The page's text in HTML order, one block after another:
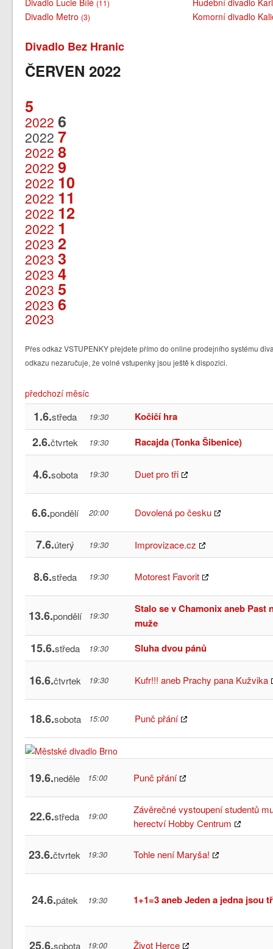
(11)
Divadlo Metro(3)
Komorní divadlo
Divadlo Bez Hranic
ČERVEN 2022
5
2022 6
2022 7
2022 8
2022 9
2022 10
2022 11
2022 12
2022 1
2023 2
2023 3
2023 4
2023 5
2023 6
2023
Přes odkaz VSTUPENKY přejdete přímo do online prodejního systému
odkazu nezaručuje, že volné vstupenky jsou ještě k dispozici.
předchozí měsíc
1.6.středa 19:30 Kočičí hra
2.6.čtvrtek 19:30 Racajda (Tonka Šibenice)
4.6.sobota 19:30 Duet pro tři
6.6.pondělí 20:00 Dovolená po česku
7.6.úterý 19:30 Improvizace.cz
8.6.středa 19:30 Motorest Favorit
13.6.pondělí 19:30
Stalo se v Chamonix aneb Past
muže
15.6.středa 19:30 Sluha dvou pánů
16.6.čtvrtek 19:30 Kufr!!! aneb Prachy pana Kužvika
18.6.sobota 15:00 Punč přání
19.6.neděle 15:00 Punč přání
22.6.středa 19:00
Závěrečné vystoupení studentů
herectví Hobby Centrum
23.6.čtvrtek 19:30 Tohle není Maryša!
24.6.pátek 19:30 1+1=3 aneb Jeden a jedna jsou
25.6.sobota 19:00 Život Herce